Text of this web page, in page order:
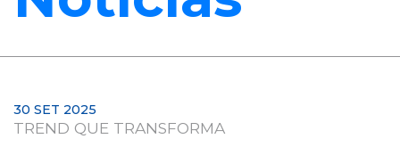
30 SET 2025
TREND QUE TRANSFORMA